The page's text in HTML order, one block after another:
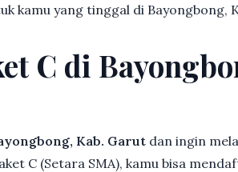
kamu yang tinggal di Bayongbong,
C di
Kab. Garut dan ingin
C (Setara SMA), kamu bisa